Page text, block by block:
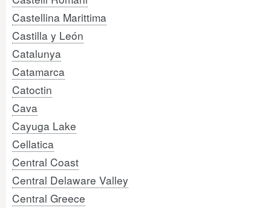
Castellina Marittima
Castilla y León
Catalunya
Catamarca
Catoctin
Cava
Cayuga Lake
Cellatica
Central Coast
Central Delaware Valley
Central Greece